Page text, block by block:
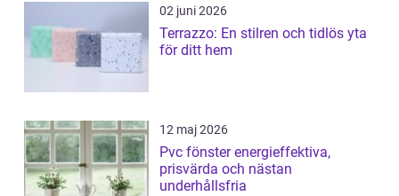
02 juni 2026
Terrazzo: En stilren och tidlös yta
för ditt hem
12 maj 2026
Pvc fönster energieffektiva,
prisvärda och nästan
underhållsfria